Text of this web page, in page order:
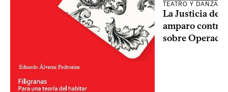
TEATRO Y DANZA
La Justicia
amparo contra
sobre